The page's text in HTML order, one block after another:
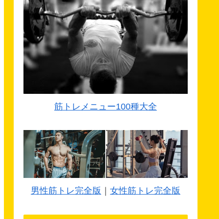
筋トレメニュー100種大全
男性筋トレ完全版 女性筋トレ完全版